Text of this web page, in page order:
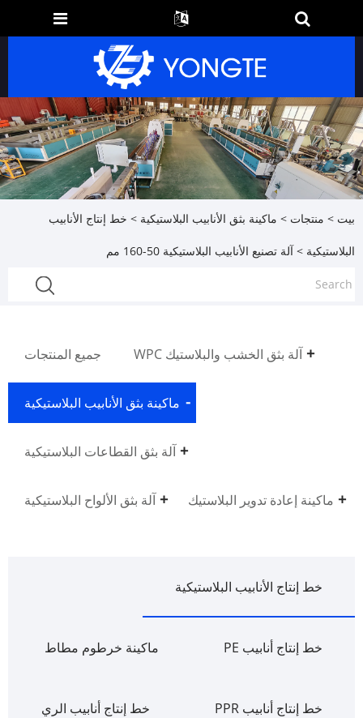
بيت > منتجات > ماكينة بثق الأنابيب البلاستيكية > خط إنتاج الأنابيب
البلاستيكية > آلة تصنيع الأنابيب البلاستيكية 50-160 مم
جميع المنتجات آلة بثق الخشب والبلاستيك WPC
ماكينة بثق الأنابيب البلاستيكية
آلة بثق القطاعات البلاستيكية
آلة بثق الألواح البلاستيكية ماكينة إعادة تدوير البلاستيك
خط إنتاج الأنابيب البلاستيكية
خط إنتاج أنابيب PE ماكينة خرطوم مطاط
خط إنتاج أنابيب PPR خط إنتاج أنابيب الري